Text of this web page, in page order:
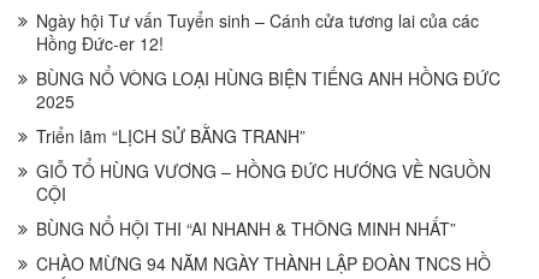
Ngày hội Tư vấn Tuyển sinh – Cánh cửa tương lai của các
Hồng Đức-er 12!
BÙNG NỔ VÒNG LOẠI HÙNG BIỆN TIẾNG ANH HỒNG ĐỨC
2025
Triển lãm “LỊCH SỬ BẰNG TRANH”
GIỖ TỔ HÙNG VƯƠNG – HỒNG ĐỨC HƯỚNG VỀ NGUỒN
CỘI
BÙNG NỔ HỘI THI “AI NHANH & THÔNG MINH NHẤT”
CHÀO MỪNG 94 NĂM NGÀY THÀNH LẬP ĐOÀN TNCS HỒ